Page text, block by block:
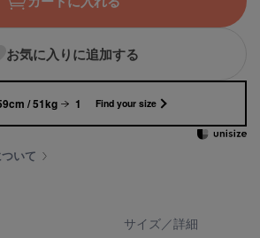
お気に入りに追加する
/ 51kg 1 Find your size
いて
サイズ／詳細